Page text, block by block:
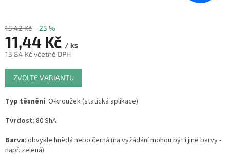
15,42 Kč –25 %
11,44 Kč / ks
13,84 Kč včetně DPH
Měrná
cena:
ZVOLTE VARIANTU
Typ těsnění: O-kroužek (statická aplikace)
Tvrdost: 80 ShA
Barva: obvykle hnědá nebo černá (na vyžádání mohou být i jiné barvy -
např. zelená)